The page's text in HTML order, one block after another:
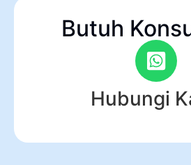
Butuh
Hubungi